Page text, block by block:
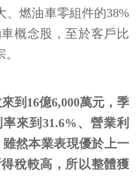
、燃油車零組件的38%
概念股，至於客戶比
到16億6,000萬元，季
來到31.6%、營業利
雖然本業表現優於上一
稅較高，所以整體獲